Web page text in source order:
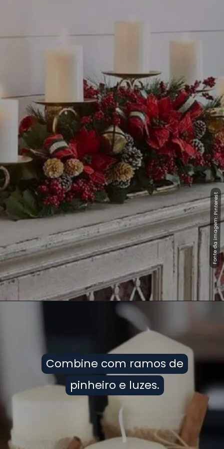
Fonte da imagem: Pinterest
Fonte da imagem: Pinterest
Combine com ramos de
pinheiro e luzes.
Combine com ramos de
pinheiro e luzes.